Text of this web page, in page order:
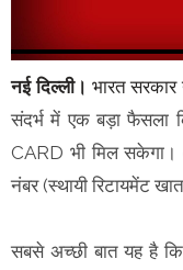
नई दिल्ली। भारत
संदर्भ में एक बड़ा फैसला
CARD भी मिल सकेगा।
नंबर (स्थायी रिटायमेंट
सबसे अच्छी बात यह है